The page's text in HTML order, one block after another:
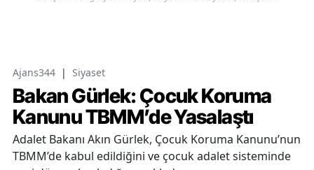
Ajans344 | Siyaset
Bakan Gürlek: Çocuk Koruma
Kanunu TBMM’de Yasalaştı
Adalet Bakanı Akın Gürlek, Çocuk Koruma Kanunu’nun
TBMM’de kabul edildiğini ve çocuk adalet sisteminde